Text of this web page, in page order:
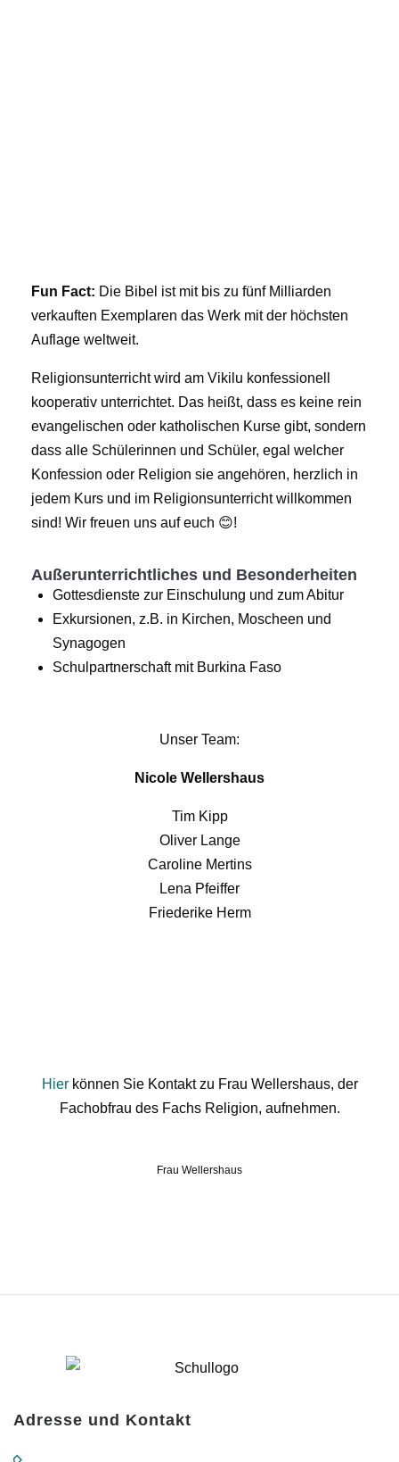
Fun Fact: Die Bibel ist mit bis zu fünf Milliarden
verkauften Exemplaren das Werk mit der höchsten
Auflage weltweit.
Religionsunterricht wird am Vikilu konfessionell
kooperativ unterrichtet. Das heißt, dass es keine rein
evangelischen oder katholischen Kurse gibt, sondern
dass alle Schülerinnen und Schüler, egal welcher
Konfession oder Religion sie angehören, herzlich in
jedem Kurs und im Religionsunterricht willkommen
sind! Wir freuen uns auf euch 😊!
Außerunterrichtliches und Besonderheiten
Gottesdienste zur Einschulung und zum Abitur
Exkursionen, z.B. in Kirchen, Moscheen und
Synagogen
Schulpartnerschaft mit Burkina Faso
Unser Team:
Nicole Wellershaus
Tim Kipp
Oliver Lange
Caroline Mertins
Lena Pfeiffer
Friederike Herm
Hierkönnen Sie Kontakt zu Frau Wellershaus, der
Fachobfrau des Fachs Religion, aufnehmen.
Frau Wellershaus
Adresse und Kontakt